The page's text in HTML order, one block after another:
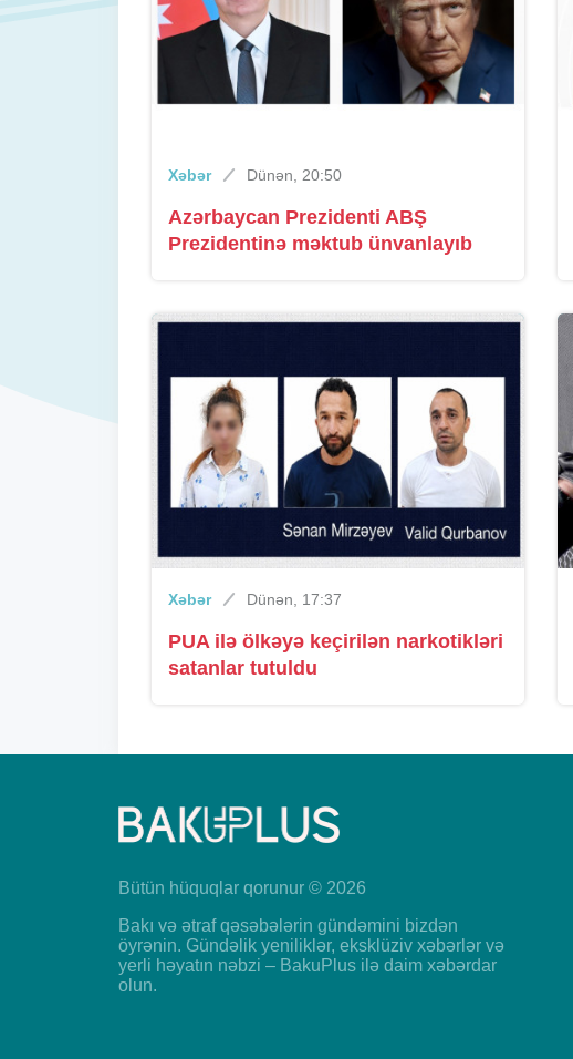
Xəbər Dünən, 20:50
Azərbaycan Prezidenti ABŞ
Prezidentinə məktub ünvanlayıb
Xəbər Dünən, 17:37
PUA ilə ölkəyə keçirilən narkotikləri
satanlar tutuldu
Bütün hüquqlar qorunur © 2026
Bakı və ətraf qəsəbələrin gündəmini bizdən
öyrənin. Gündəlik yeniliklər, eksklüziv xəbərlər və
yerli həyatın nəbzi – BakuPlus ilə daim xəbərdar
olun.